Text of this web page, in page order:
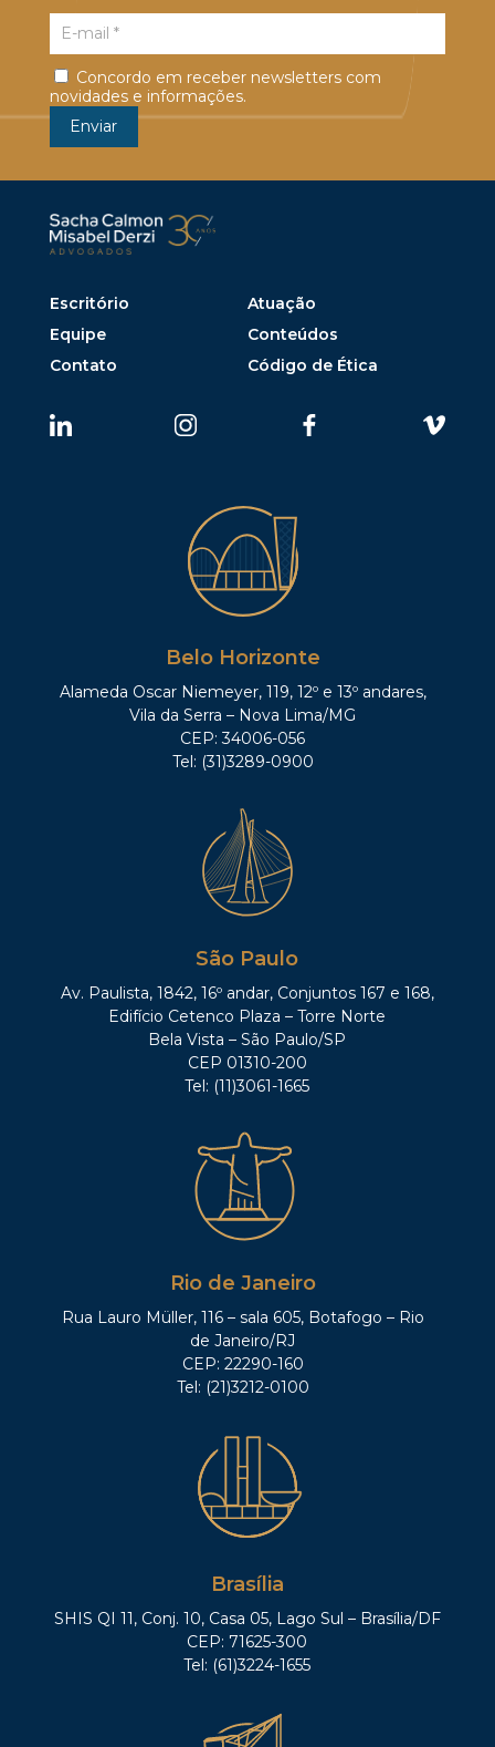
Concordo em receber newsletters com
novidades e informações.
Escritório
Atuação
Equipe
Conteúdos
Contato
Código de Ética
Belo Horizonte
Alameda Oscar Niemeyer, 119, 12º e 13º andares,
Vila da Serra – Nova Lima/MG
CEP: 34006-056
Tel: (31)3289-0900
São Paulo
Av. Paulista, 1842, 16º andar, Conjuntos 167 e 168,
Edifício Cetenco Plaza – Torre Norte
Bela Vista – São Paulo/SP
CEP 01310-200
Tel: (11)3061-1665
Rio de Janeiro
Rua Lauro Müller, 116 – sala 605, Botafogo – Rio
de Janeiro/RJ
CEP: 22290-160
Tel: (21)3212-0100
Brasília
SHIS QI 11, Conj. 10, Casa 05, Lago Sul – Brasília/DF
CEP: 71625-300
Tel: (61)3224-1655